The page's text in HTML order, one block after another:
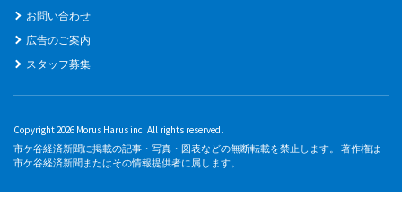
お問い合わせ
広告のご案内
スタッフ募集
Copyright 2026 Morus Harus inc. All rights reserved.
市ケ谷経済新聞に掲載の記事・写真・図表などの無断転載を禁止します。 著作権は
市ケ谷経済新聞またはその情報提供者に属します。